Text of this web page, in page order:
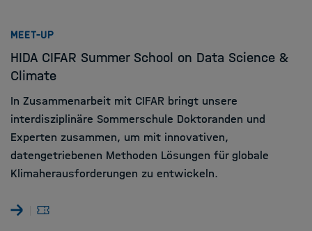
MEET-UP:
HIDA CIFAR Summer School on Data Science &
Climate
In Zusammenarbeit mit CIFAR bringt unsere
interdisziplinäre Sommerschule Doktoranden und
Experten zusammen, um mit innovativen,
datengetriebenen Methoden Lösungen für globale
Klimaherausforderungen zu entwickeln.